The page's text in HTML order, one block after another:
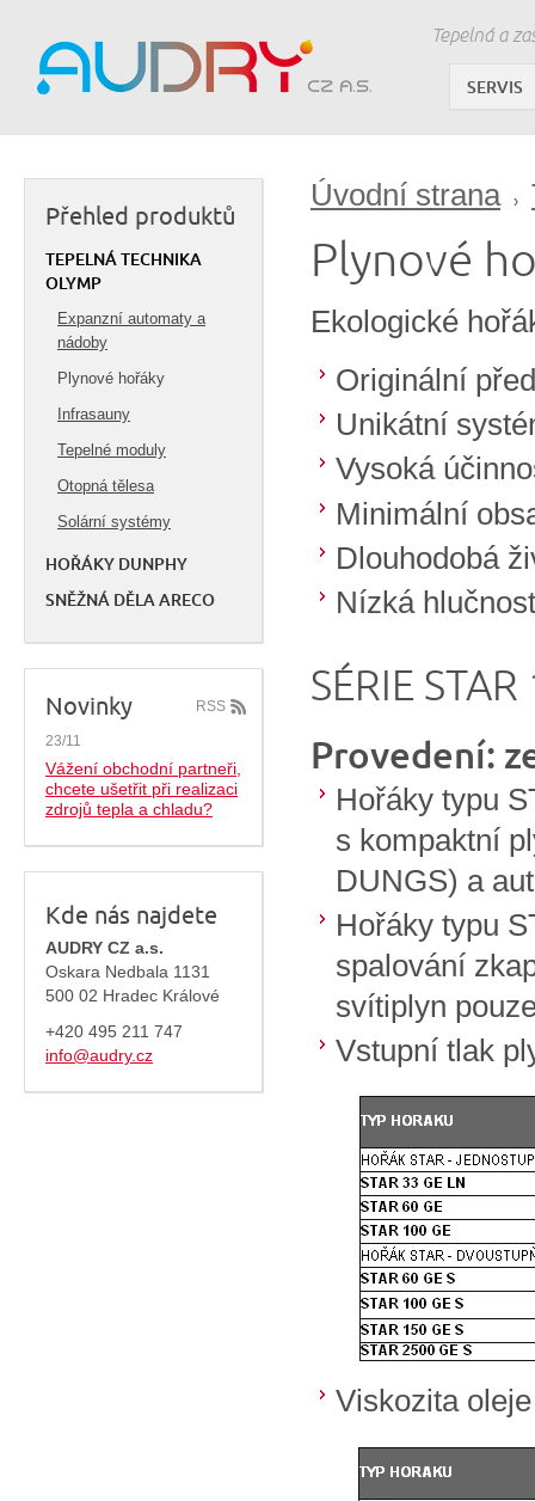
Tepelná a
SERVIS
Úvodní strana
Plynové
Ekologické
Originální
Unikátní
Vysoká
Minimální
Dlouhodobá
Nízká hlučnost
SÉRIE
Provedení:
Hořáky typu
s kompaktní
DUNGS) a
Hořáky typu
spalování
svítiplyn
Vstupní tlak
Viskozita
Přehled produktů
TEPELNÁ TECHNIKA
OLYMP
Expanzní automaty a
nádoby
Plynové hořáky
Infrasauny
Tepelné moduly
Otopná tělesa
Solární systémy
HOŘÁKY DUNPHY
SNĚŽNÁ DĚLA ARECO
RSS
Novinky
23/11
Vážení obchodní partneři,
chcete ušetřit při realizaci
zdrojů tepla a chladu?
Kde nás najdete
AUDRY CZ a.s.
Oskara Nedbala 1131
500 02 Hradec Králové
+420 495 211 747
info@audry.cz